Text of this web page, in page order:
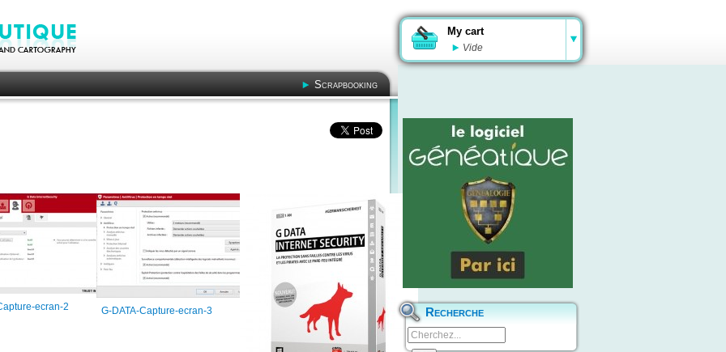
My cart
Vide
Scrapbooking
ecran-2 G-DATA-Capture-ecran-3 Recherche